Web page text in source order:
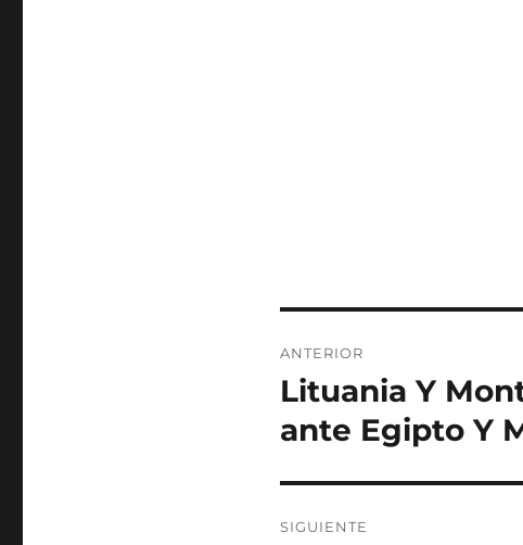
de
entradas
ANTERIOR
Entrada
anterior:
Lituania Y
ante Egipto Y
SIGUIENTE